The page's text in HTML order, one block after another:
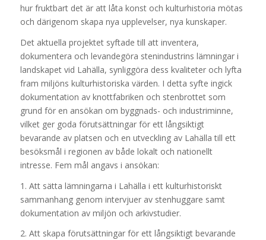
hur fruktbart det är att låta konst och kulturhistoria mötas
och därigenom skapa nya upplevelser, nya kunskaper.
Det aktuella projektet syftade till att inventera,
dokumentera och levandegöra stenindustrins lämningar i
landskapet vid Lahälla, synliggöra dess kvaliteter och lyfta
fram miljöns kulturhistoriska värden. I detta syfte ingick
dokumentation av knottfabriken och stenbrottet som
grund för en ansökan om byggnads- och industriminne,
vilket ger goda förutsättningar för ett långsiktigt
bevarande av platsen och en utveckling av Lahälla till ett
besöksmål i regionen av både lokalt och nationellt
intresse. Fem mål angavs i ansökan:
1. Att sätta lämningarna i Lahälla i ett kulturhistoriskt
sammanhang genom intervjuer av stenhuggare samt
dokumentation av miljön och arkivstudier.
2. Att skapa förutsättningar för ett långsiktigt bevarande